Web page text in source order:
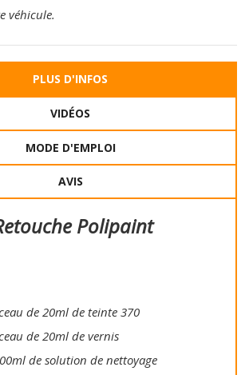
véhicule.
PLUS D'INFOS
VIDÉOS
MODE D'EMPLOI
AVIS
Polipaint
de 20ml de teinte 370
de 20ml de vernis
de solution de nettoyage